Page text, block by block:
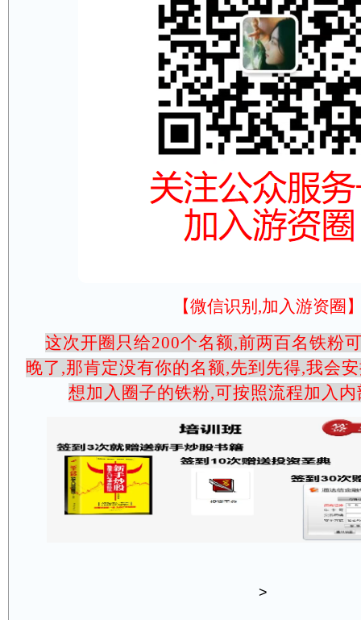
【微信识别,加入游资圈
这次开圈只给200个名额,前两百名铁粉
晚了,那肯定没有你的名额,先到先得,我会
想加入圈子的铁粉,可按照流程加入
>